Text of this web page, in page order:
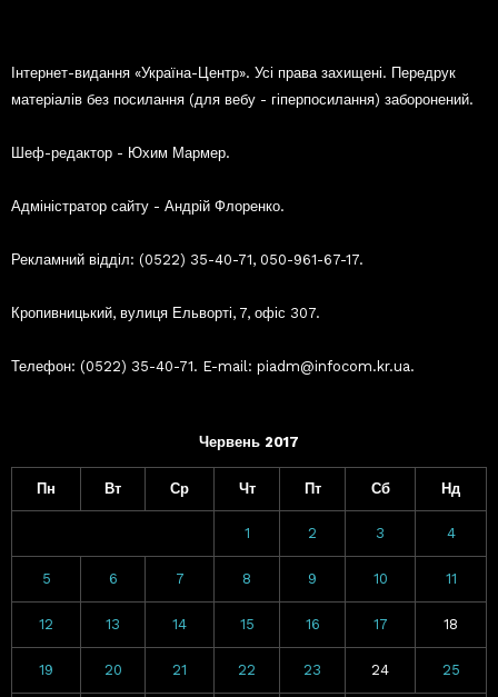
Інтернет-видання «Україна-Центр». Усі права захищені. Передрук
матеріалів без посилання (для вебу - гіперпосилання) заборонений.
Шеф-редактор - Юхим Мармер.
Адміністратор сайту - Андрій Флоренко.
Рекламний відділ: (0522) 35-40-71, 050-961-67-17.
Кропивницький, вулиця Ельворті, 7, офіс 307.
Телефон: (0522) 35-40-71. E-mail: piadm@infocom.kr.ua.
Червень 2017
Пн Вт Ср Чт Пт Сб Нд
1 2 3 4
5 6 7 8 9 10 11
12 13 14 15 16 17 18
19 20 21 22 23 24 25